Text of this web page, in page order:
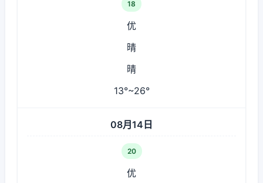
18
优
晴
晴
13°~26°
08月14日
20
优